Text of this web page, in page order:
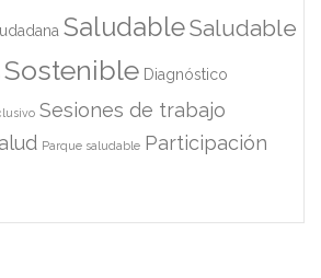
SaludableSaludable
Sostenible Diagnóstico
Sesiones de trabajo
Parque saludable Participación